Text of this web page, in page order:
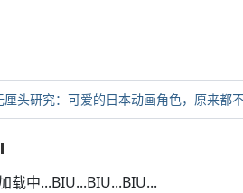
厘头研究：可爱的日本动画角色，原来都
载中...BIU...BIU...BIU...